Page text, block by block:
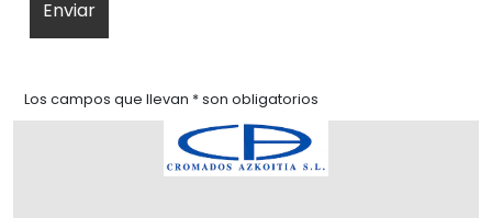
Los campos que llevan * son obligatorios